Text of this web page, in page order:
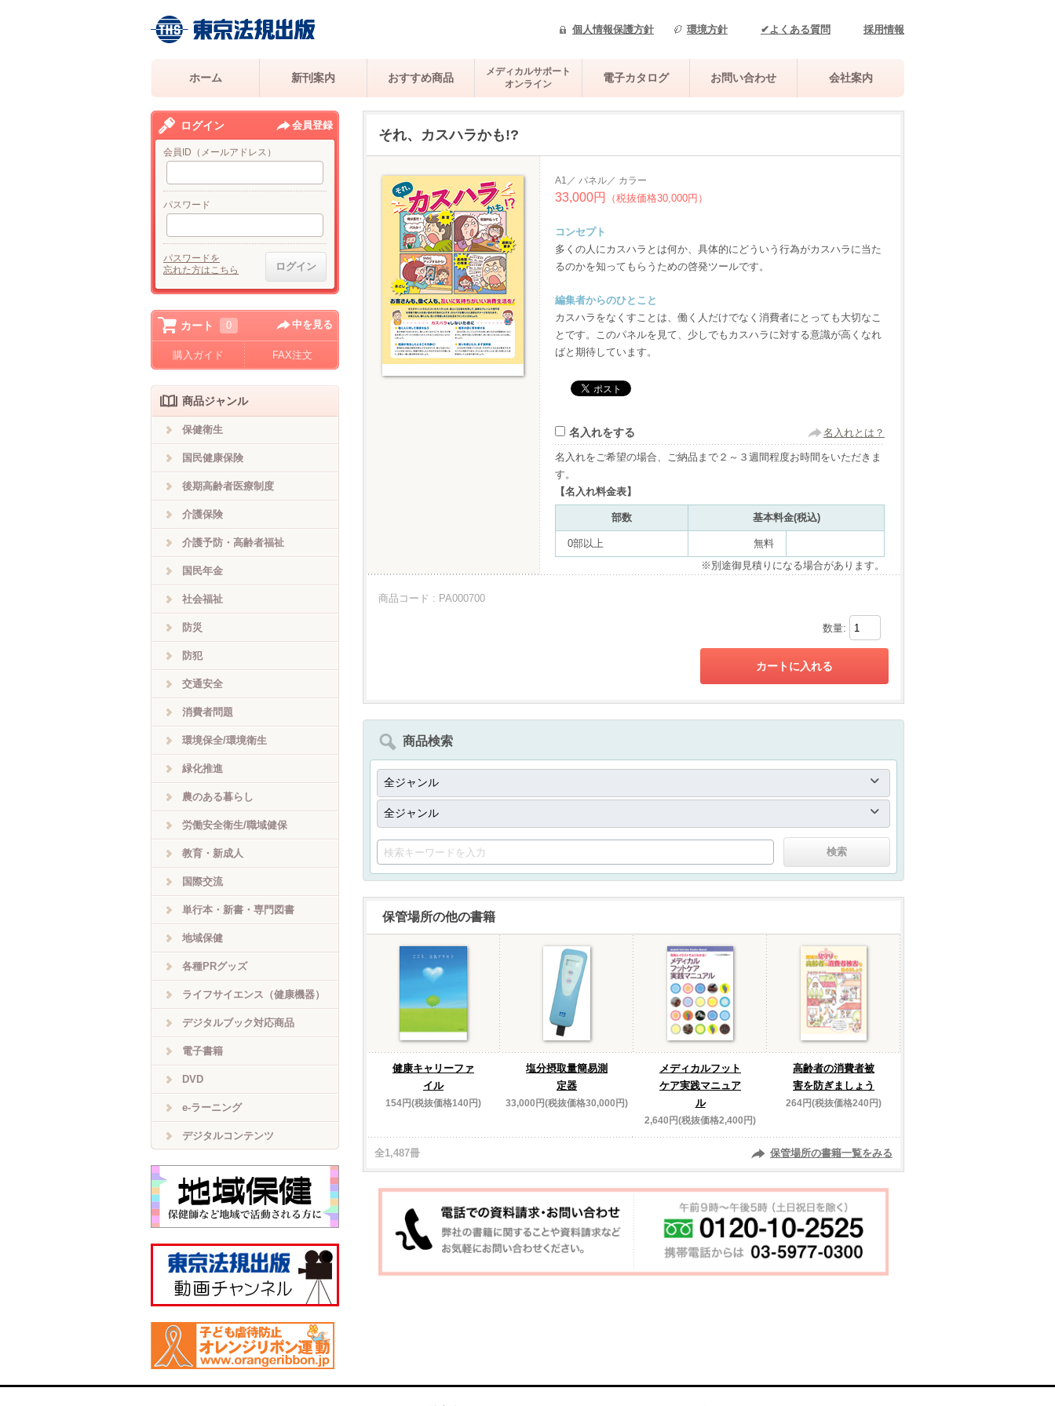
個人情報保護方針 環境方針 ✔よくある質問 採用情報
ホーム 新刊案内 おすすめ商品
メディカルサポート
オンライン
電子カタログ お問い合わせ 会社案内
それ、カスハラかも!?
A1／ パネル／ カラー
33,000円 （税抜価格30,000円）
コンセプト
多くの人にカスハラとは何か、具体的にどういう行為がカスハラに当た
るのかを知ってもらうための啓発ツールです。
編集者からのひとこと
カスハラをなくすことは、働く人だけでなく消費者にとっても大切なこ
とです。このパネルを見て、少しでもカスハラに対する意識が高くなれ
ばと期待しています。
名入れをする 名入れとは？
名入れをご希望の場合、ご納品まで２～３週間程度お時間をいただきま
す。
【名入れ料金表】
部数 基本料金(税込)
0部以上
無料
※別途御見積りになる場合があります。
商品コード : PA000700
数量:
商品検索
保管場所の他の書籍
健康キャリーファ
イル
154円(税抜価格140円)
塩分摂取量簡易測
定器
33,000円(税抜価格30,000円)
メディカルフット
ケア実践マニュア
ル
2,640円(税抜価格2,400円)
高齢者の消費者被
害を防ぎましょう
264円(税抜価格240円)
全1,487冊 保管場所の書籍一覧をみる
ログイン 会員登録
会員ID（メールアドレス）
パスワード
パスワードを
忘れた方はこちら
カート 0 中を見る
購入ガイド FAX注文
商品ジャンル
保健衛生
国民健康保険
後期高齢者医療制度
介護保険
介護予防・高齢者福祉
国民年金
社会福祉
防災
防犯
交通安全
消費者問題
環境保全/環境衛生
緑化推進
農のある暮らし
労働安全衛生/職域健保
教育・新成人
国際交流
単行本・新書・専門図書
地域保健
各種PRグッズ
ライフサイエンス（健康機器）
デジタルブック対応商品
電子書籍
DVD
e-ラーニング
デジタルコンテンツ